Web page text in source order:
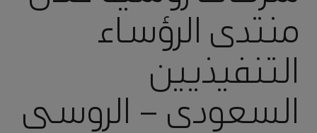
منتدى الرؤساء
التنفيذيين
السعودي – الروسي